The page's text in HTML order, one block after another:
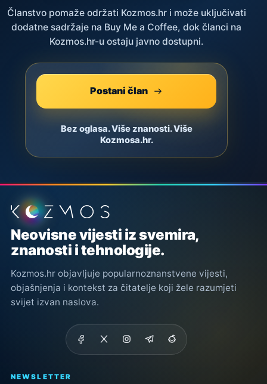
Članstvo pomaže održati Kozmos.hr i može uključivati
dodatne sadržaje na Buy Me a Coffee, dok članci na
Kozmos.hr-u ostaju javno dostupni.
Postani član
Bez oglasa. Više znanosti. Više
Kozmosa.hr.
Podnožje stranice
Neovisne vijesti iz svemira,
znanosti i tehnologije.
Kozmos.hr objavljuje popularnoznanstvene vijesti,
objašnjenja i kontekst za čitatelje koji žele razumjeti
svijet izvan naslova.
NEWSLETTER